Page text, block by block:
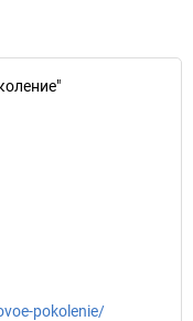
pokolenie/